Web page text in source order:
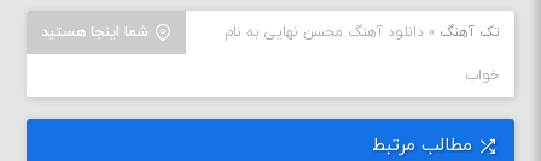
شما اینجا هستید تک آهنگ »دانلود آهنگ محسن نهایی به نام
خواب
مطالب مرتبط